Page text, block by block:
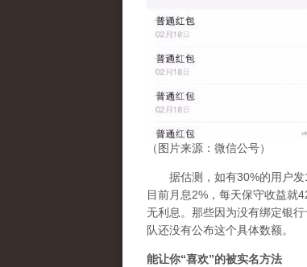
（图片来源：微信公号）
据估测，如有30%的用户发
目前月息2%，每天保守收益就
无利息。那些因为没有绑定银
队还没有公布这个具体数额。
能让你“喜欢”的被实名方法